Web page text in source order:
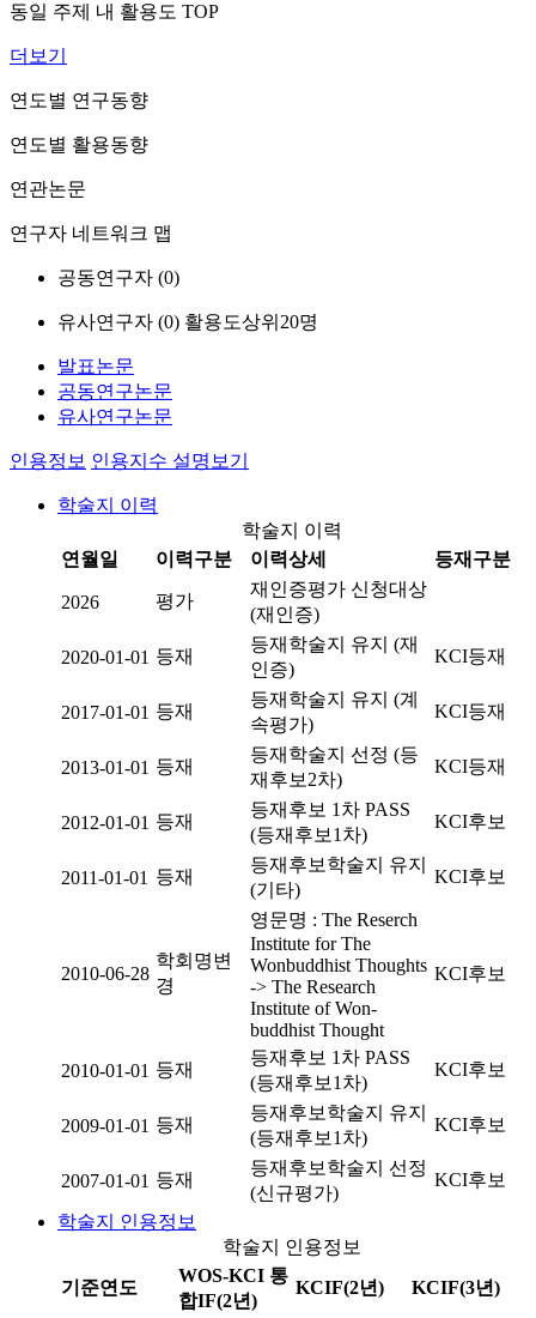
동일 주제 내 활용도 TOP
더보기
연도별 연구동향
연도별 활용동향
연관논문
연구자 네트워크 맵
공동연구자 (0)
유사연구자 (0) 활용도상위20명
발표논문
공동연구논문
유사연구논문
인용정보 인용지수 설명보기
학술지 이력
학술지 이력
연월일
이력구분 이력상세 등재구분
2026 평가
재인증평가 신청대상
(재인증)
2020-01-01 등재
등재학술지 유지 (재
인증)
KCI등재
2017-01-01 등재
등재학술지 유지 (계
속평가)
KCI등재
2013-01-01 등재
등재학술지 선정 (등
재후보2차)
KCI등재
2012-01-01 등재
등재후보 1차 PASS
(등재후보1차)
KCI후보
2011-01-01 등재
등재후보학술지 유지
(기타)
KCI후보
2010-06-28
학회명변
경
영문명 : The Reserch
Institute for The
Wonbuddhist Thoughts
-> The Research
Institute of Won-
buddhist Thought
KCI후보
2010-01-01 등재
등재후보 1차 PASS
(등재후보1차)
KCI후보
2009-01-01 등재
등재후보학술지 유지
(등재후보1차)
KCI후보
2007-01-01 등재
등재후보학술지 선정
(신규평가)
KCI후보
학술지 인용정보
학술지 인용정보
기준연도
WOS-KCI 통
합IF(2년)
KCIF(2년) KCIF(3년)